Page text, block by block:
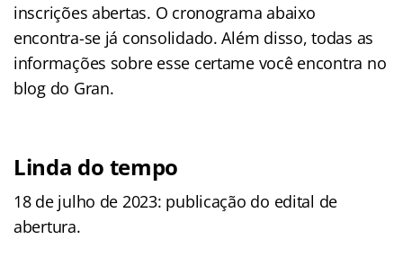
inscrições abertas. O cronograma abaixo
encontra-se já consolidado. Além disso, todas as
informações sobre esse certame você encontra no
blog do Gran.
Linda do tempo
18 de julho de 2023: publicação do edital de
abertura.